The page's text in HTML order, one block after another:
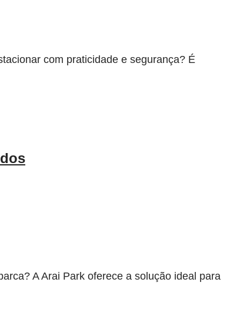
com praticidade e segurança? É
A Arai Park oferece a solução ideal para